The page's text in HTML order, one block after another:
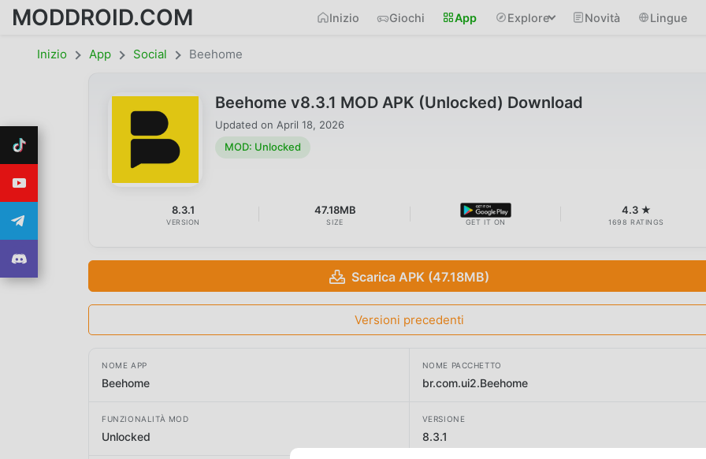
MODDROID.COM Inizio Giochi App Explore Novità Lingue
Inizio App Social Beehome
Beehome v8.3.1 MOD APK (Unlocked) Download
Updated on April 18, 2026
MOD: Unlocked
8.3.1
VERSION
47.18MB
SIZE GET IT ON
4.3 ★
1698 RATINGS
Scarica APK (47.18MB)
Versioni precedenti
NOME APP
Beehome
NOME PACCHETTO
br.com.ui2.Beehome
FUNZIONALITÀ MOD
Unlocked
VERSIONE
8.3.1